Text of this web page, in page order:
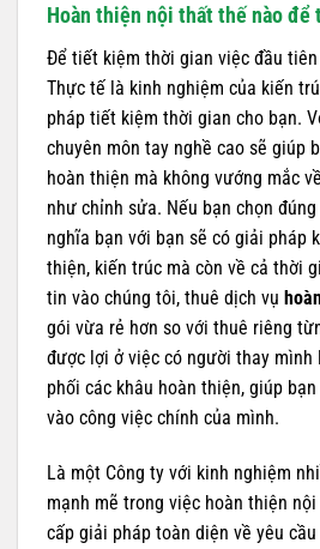
Hoàn thiện nội thất thế nào
Để tiết kiệm thời gian việc đầu
Thực tế là kinh nghiệm của kiến
pháp tiết kiệm thời gian cho bạn.
chuyên môn tay nghề cao sẽ giúp
hoàn thiện mà không vướng mắc
như chỉnh sửa. Nếu bạn chọn
nghĩa bạn với bạn sẽ có giải pháp
thiện, kiến trúc mà còn về cả thời
tin vào chúng tôi, thuê dịch vụ
gói vừa rẻ hơn so với thuê riêng
được lợi ở việc có người thay mình
phối các khâu hoàn thiện, giúp
vào công việc chính của mình.
Là một Công ty với kinh nghiệm
mạnh mẽ trong việc hoàn thiện
cấp giải pháp toàn diện về yêu cầu